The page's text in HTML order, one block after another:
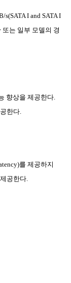
s(SATA I and SATA I
또는 일부 모델의 경
향상을 제공한다
한다
를 제공하지
공한다